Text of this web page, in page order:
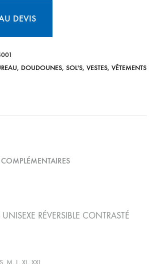
DEVIS
, DOUDOUNES, SOL'S, VESTES, VÊTEMENTS
RÉVERSIBLE CONTRASTÉ
M, L, XL, XXL